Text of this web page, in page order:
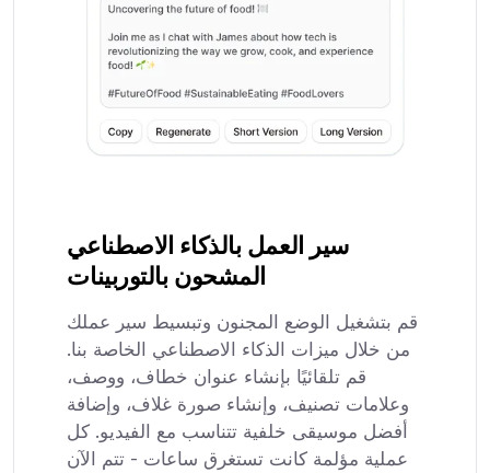
سير العمل بالذكاء الاصطناعي
المشحون بالتوربينات
قم بتشغيل الوضع المجنون وتبسيط سير عملك
من خلال ميزات الذكاء الاصطناعي الخاصة بنا.
قم تلقائيًا بإنشاء عنوان خطاف، ووصف،
وعلامات تصنيف، وإنشاء صورة غلاف، وإضافة
أفضل موسيقى خلفية تتناسب مع الفيديو. كل
عملية مؤلمة كانت تستغرق ساعات - تتم الآن